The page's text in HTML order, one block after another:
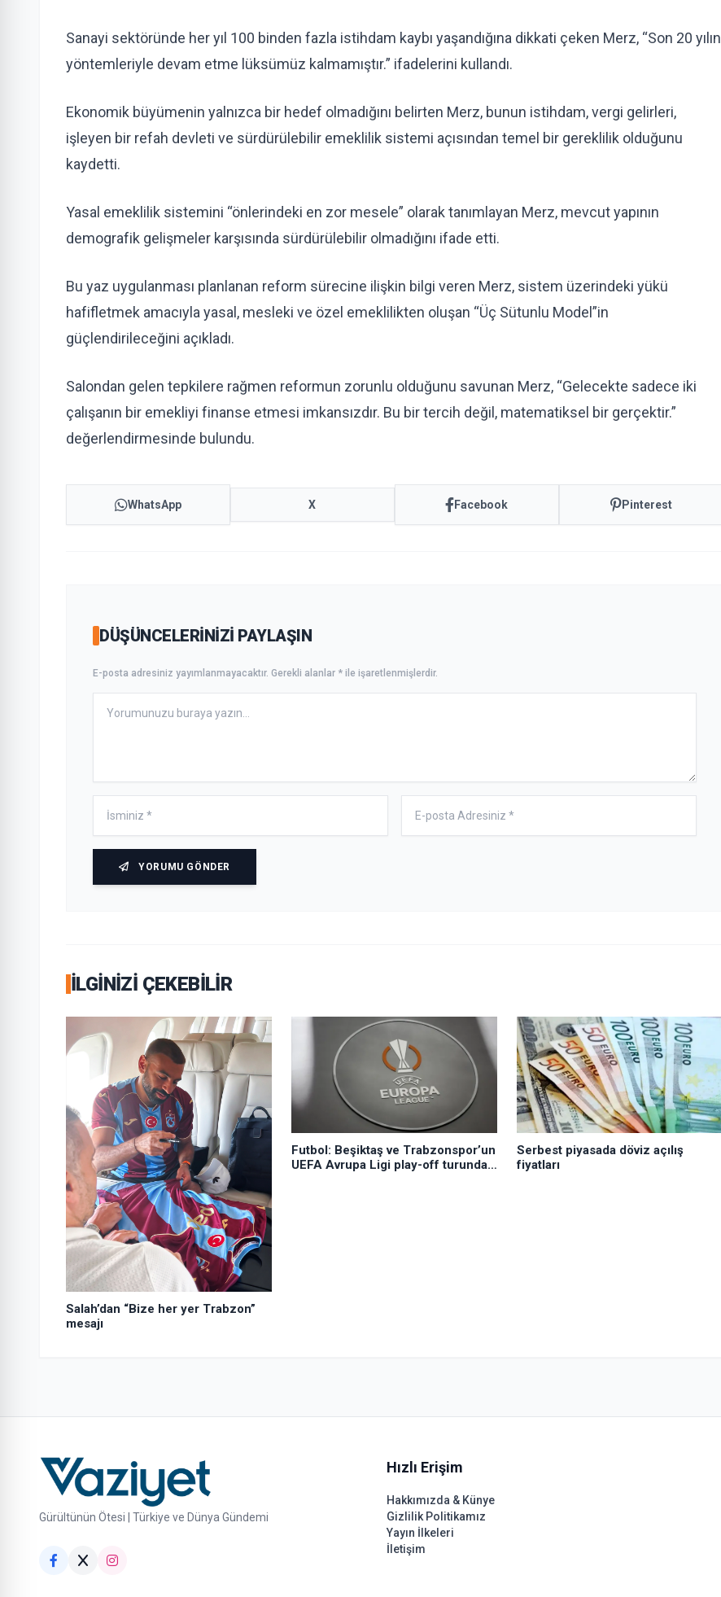
Sanayi sektöründe her yıl 100 binden fazla istihdam kaybı yaşandığına dikkati çeken Merz, “Son 20 yılın
yöntemleriyle devam etme lüksümüz kalmamıştır.” ifadelerini kullandı.
Ekonomik büyümenin yalnızca bir hedef olmadığını belirten Merz, bunun istihdam, vergi gelirleri,
işleyen bir refah devleti ve sürdürülebilir emeklilik sistemi açısından temel bir gereklilik olduğunu
kaydetti.
Yasal emeklilik sistemini “önlerindeki en zor mesele” olarak tanımlayan Merz, mevcut yapının
demografik gelişmeler karşısında sürdürülebilir olmadığını ifade etti.
Bu yaz uygulanması planlanan reform sürecine ilişkin bilgi veren Merz, sistem üzerindeki yükü
hafifletmek amacıyla yasal, mesleki ve özel emeklilikten oluşan “Üç Sütunlu Model”in
güçlendirileceğini açıkladı.
Salondan gelen tepkilere rağmen reformun zorunlu olduğunu savunan Merz, “Gelecekte sadece iki
çalışanın bir emekliyi finanse etmesi imkansızdır. Bu bir tercih değil, matematiksel bir gerçektir.”
değerlendirmesinde bulundu.
WhatsApp X Facebook Pinterest
DÜŞÜNCELERINIZI PAYLAŞIN
E-posta adresiniz yayımlanmayacaktır. Gerekli alanlar * ile işaretlenmişlerdir.
YORUMU GÖNDER
İLGINIZI ÇEKEBILIR
Salah’dan “Bize her yer Trabzon”
mesajı
Futbol: Beşiktaş ve Trabzonspor’un
UEFA Avrupa Ligi play-off turundaki
Serbest piyasada döviz açılış
fiyatları
Gürültünün Ötesi | Türkiye ve Dünya Gündemi
Hızlı Erişim
Hakkımızda & Künye
Gizlilik Politikamız
Yayın İlkeleri
İletişim